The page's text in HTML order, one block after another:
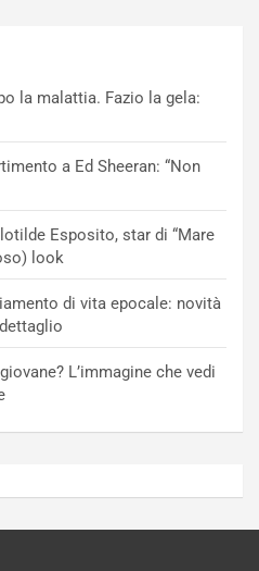
la malattia. Fazio la gela:
a Ed Sheeran: “Non
Esposito, star di “Mare
look
di vita epocale: novità
L’immagine che vedi